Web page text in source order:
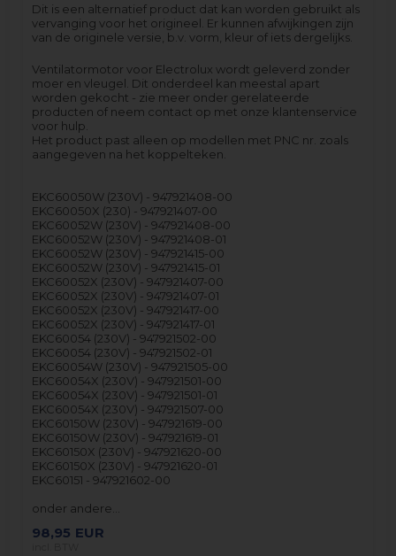
Dit is een alternatief product dat kan worden gebruikt als
vervanging voor het origineel. Er kunnen afwijkingen zijn
van de originele versie, b.v. vorm, kleur of iets dergelijks.
Ventilatormotor voor Electrolux wordt geleverd zonder
moer en vleugel. Dit onderdeel kan meestal apart
worden gekocht - zie meer onder gerelateerde
producten of neem contact op met onze klantenservice
voor hulp.
Het product past alleen op modellen met PNC nr. zoals
aangegeven na het koppelteken.
EKC60050W (230V) - 947921408-00
EKC60050X (230) - 947921407-00
EKC60052W (230V) - 947921408-00
EKC60052W (230V) - 947921408-01
EKC60052W (230V) - 947921415-00
EKC60052W (230V) - 947921415-01
EKC60052X (230V) - 947921407-00
EKC60052X (230V) - 947921407-01
EKC60052X (230V) - 947921417-00
EKC60052X (230V) - 947921417-01
EKC60054 (230V) - 947921502-00
EKC60054 (230V) - 947921502-01
EKC60054W (230V) - 947921505-00
EKC60054X (230V) - 947921501-00
EKC60054X (230V) - 947921501-01
EKC60054X (230V) - 947921507-00
EKC60150W (230V) - 947921619-00
EKC60150W (230V) - 947921619-01
EKC60150X (230V) - 947921620-00
EKC60150X (230V) - 947921620-01
EKC60151 - 947921602-00
onder andere…
98,95 EUR